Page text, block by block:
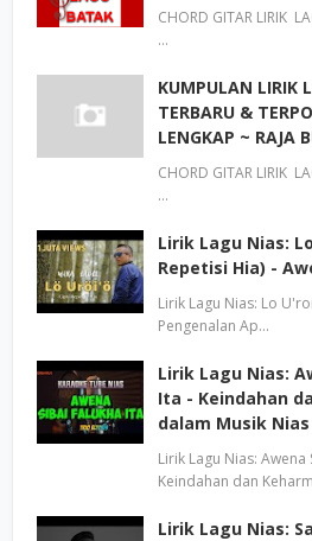
CHORD GITAR LIRIK
…
KUMPULAN LIRIK
TERBARU &
LENGKAP ~ RAJA
CHORD GITAR LIRIK
…
Lirik Lagu Nias:
Repetisi Hia) -
Lirik Lagu Nias: Lo
Pengenalan Ap…
Lirik Lagu Nias:
Ita - Keindahan
dalam Musik Nias
Lirik Lagu Nias: Awena
Keindahan dan
Lirik Lagu Nias: